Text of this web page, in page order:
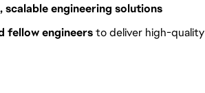
scalable engineering solutions
fellow engineersto deliver high-quality